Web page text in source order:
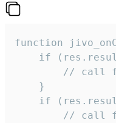
function
if
// call
    }
if
// call